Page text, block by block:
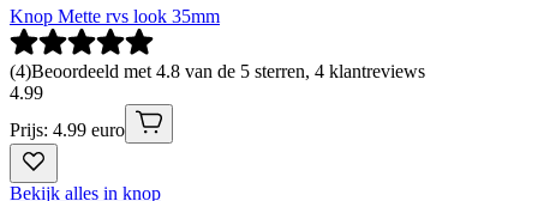
Knop Mette rvs look 35mm
(4)Beoordeeld met 4.8 van de 5 sterren, 4 klantreviews
4.99
Prijs: 4.99 euro
Bekijk alles in knop